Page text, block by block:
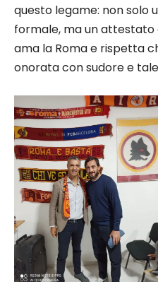
questo legame: non solo
formale, ma un attestato
ama la Roma e rispetta
onorata con sudore e